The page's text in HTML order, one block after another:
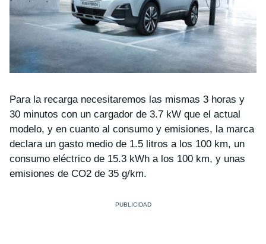
Para la recarga necesitaremos las mismas 3 horas y
30 minutos con un cargador de 3.7 kW que el actual
modelo, y en cuanto al consumo y emisiones, la marca
declara un gasto medio de 1.5 litros a los 100 km, un
consumo eléctrico de 15.3 kWh a los 100 km, y unas
emisiones de CO2 de 35 g/km.